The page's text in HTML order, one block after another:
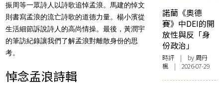
振周等一眾詩人以詩歌追悼孟浪。馬建的悼文
則書寫孟浪的流亡詩歌的道德力量。楊小濱從
生活細節訴說詩人的高尚情操。最後，黃潤宇
的筆訪紀錄讓我們了解孟浪對離散身份的思
考。
悼念孟浪詩輯
諾蘭《奧德
賽》中DEI的開
放性與反「身
份政治」
時評 | by周丹
楓 | 2026-07-29